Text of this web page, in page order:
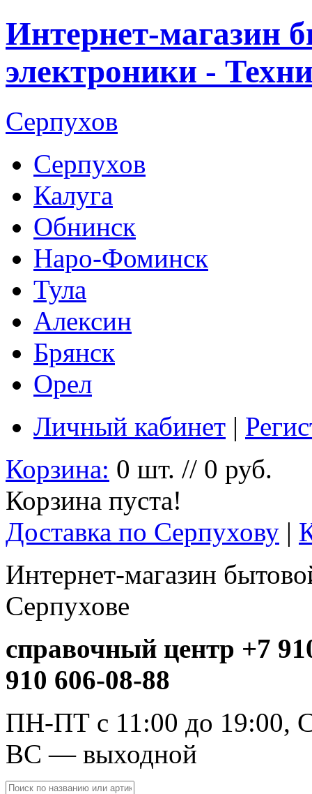
Интернет-магазин
электроники -
Серпухов
Серпухов
Калуга
Обнинск
Наро-Фоминск
Тула
Алексин
Брянск
Орел
Личный кабинет |
Корзина: 0 шт. // 0 руб.
Корзина пуста!
Доставка по Серпухову |
Интернет-магазин
Серпухове
справочный центр +7
910 606-08-88
ПН-ПТ с 11:00 до 19:00,
ВС — выходной